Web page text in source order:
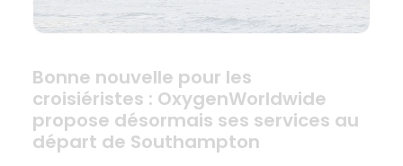
Bonne nouvelle pour les
croisiéristes : OxygenWorldwide
propose désormais ses services au
départ de Southampton